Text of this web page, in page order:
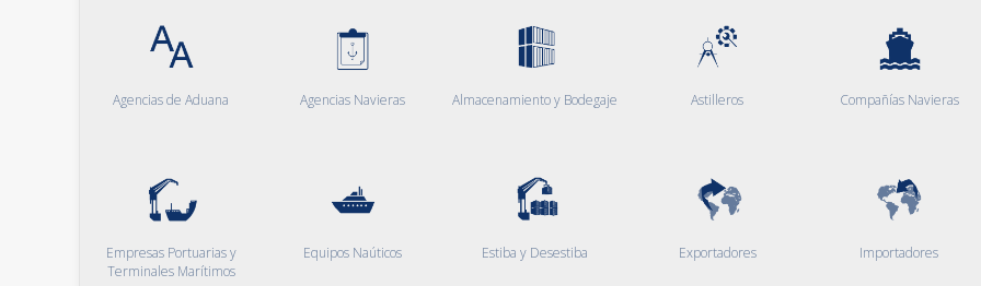
Agencias de Aduana Agencias Navieras Almacenamiento y Bodegaje Astilleros Compañías Navieras
Empresas Portuarias y
Terminales Marítimos
Equipos Naúticos Estiba y Desestiba Exportadores Importadores